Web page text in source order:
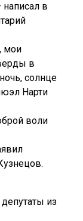
написал в
мои
в
солнце
Нарти
воли
из